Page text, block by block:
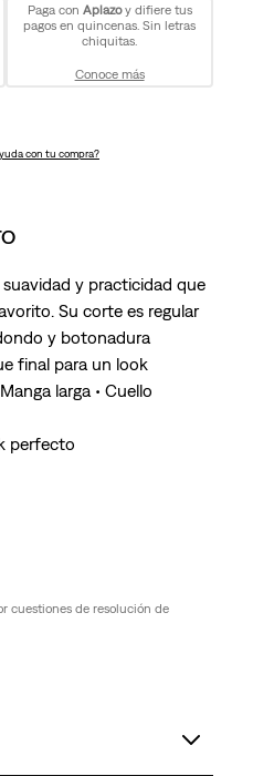
Paga con Aplazoy difiere tus
pagos en quincenas. Sin letras
chiquitas.
Conoce más
con tu compra?
y practicidad que
Su corte es regular
y botonadura
final para un look
larga • Cuello
perfecto
cuestiones de resolución de